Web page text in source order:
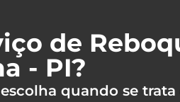
de
- PI?
quando se